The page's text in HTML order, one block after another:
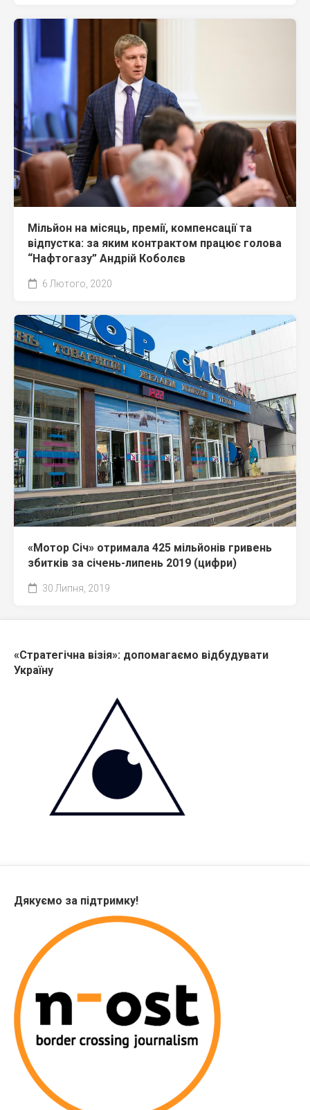
Мільйон на місяць, премії, компенсації та
відпустка: за яким контрактом працює голова
“Нафтогазу” Андрій Коболєв
6 Лютого, 2020
«Мотор Січ» отримала 425 мільйонів гривень
збитків за січень-липень 2019 (цифри)
30 Липня, 2019
«Стратегічна візія»: допомагаємо відбудувати
Україну
Дякуємо за підтримку!